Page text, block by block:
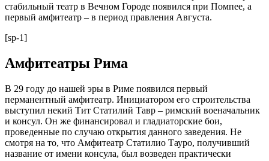
стабильный театр в Вечном Городе появился при Помпее, а
первый амфитеатр – в период правления Августа.
[sp-1]
Амфитеатры Рима
В 29 году до нашей эры в Риме появился первый
перманентный амфитеатр. Инициатором его строительства
выступил некий Тит Статилий Тавр – римский военачальник
и консул. Он же финансировал и гладиаторские бои,
проведенные по случаю открытия данного заведения. Не
смотря на то, что Амфитеатр Статилио Тауро, получивший
название от имени консула, был возведен практически